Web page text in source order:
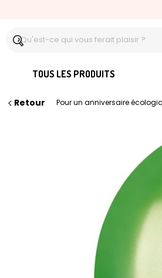
TOUS LES PRODUITS
Retour Pour un anniversaire